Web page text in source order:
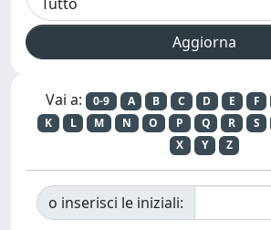
Vai a: 0-9 A B C D E F
K
L M N O P Q R S
X
Y Z
o inserisci le iniziali: